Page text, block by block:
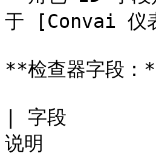
于 [Convai
**检查器字段：
| 字段
说明